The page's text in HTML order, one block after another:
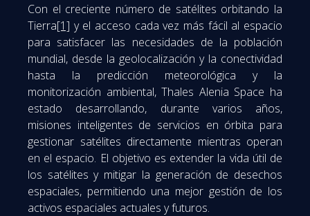
Con el creciente número de satélites orbitando la
Tierra[1] y el acceso cada vez más fácil al espacio
para satisfacer las necesidades de la población
mundial, desde la geolocalización y la conectividad
hasta la predicción meteorológica y la
monitorización ambiental, Thales Alenia Space ha
estado desarrollando, durante varios años,
misiones inteligentes de servicios en órbita para
gestionar satélites directamente mientras operan
en el espacio. El objetivo es extender la vida útil de
los satélites y mitigar la generación de desechos
espaciales, permitiendo una mejor gestión de los
activos espaciales actuales y futuros.